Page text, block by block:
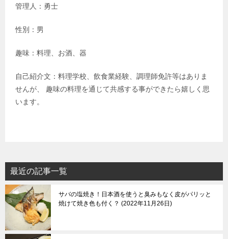
管理人：勇士
性別：男
趣味：料理、お酒、器
自己紹介文：料理学校、飲食業経験、調理師免許等はありま
せんが、 趣味の料理を通じて共感する事ができたら嬉しく思
います。
最近の記事一覧
サバの塩焼き！日本酒を使うと臭みもなく皮がパリッと
焼けて焼き色も付く？
2022年11月26日